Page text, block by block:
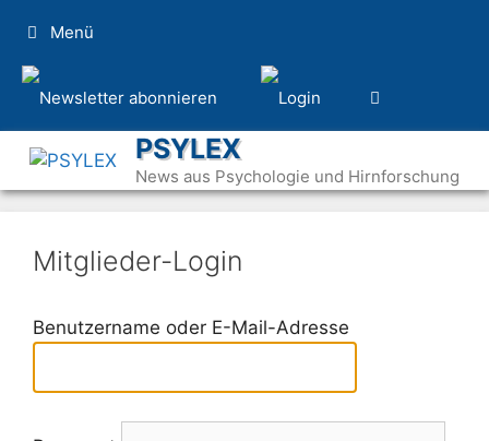
Inhalt
springen
Menü
PSYLEX
News aus Psychologie und Hirnforschung
Mitglieder-Login
Benutzername oder E-Mail-Adresse